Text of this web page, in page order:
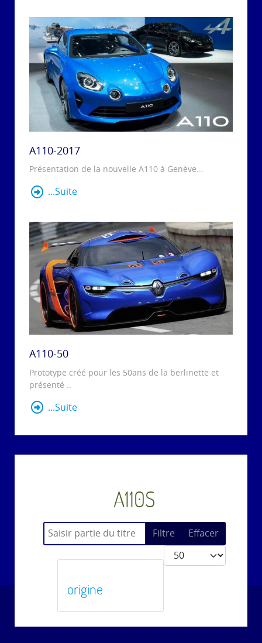
A110-2017
Présentation de la nouvelle A110 à Genève...
...Suite
A110-50
Prototype créé pour les 50ans de la berlinette et
présenté ..
...Suite
A110S
Saisir partie du titre Filtre
Effacer
Afficher #
origine